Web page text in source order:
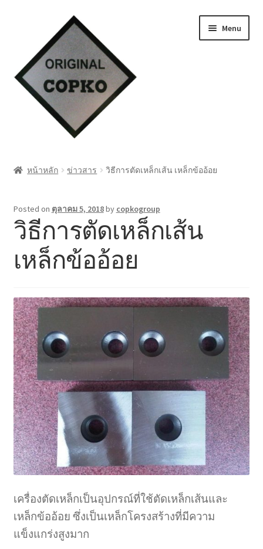
navigation
content
Menu
My account
ชำระเงิน
ติดต่อเรา
นโยบายการคืนเงิน
บทความ
บริการ
ประวัติบริษัท
ลูกค้าของเรา
สินค้า COPKO
หน้าแรก COPKO
หน้าหลัก ข่าวสาร วิธีการตัดเหล็กเส้น เหล็กข้ออ้อย
Posted on ตุลาคม 5, 2018by copkogroup
วิธีการตัดเหล็กเส้น
เหล็กข้ออ้อย
เครื่องตัดเหล็กเป็นอุปกรณ์ที่ใช้ตัดเหล็กเส้นและ
เหล็กข้ออ้อย ซึ่งเป็นเหล็กโครงสร้างที่มีความ
แข็งแกร่งสูงมาก